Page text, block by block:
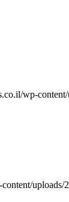
wp-
uploads/